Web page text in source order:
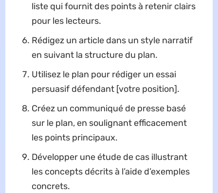
liste qui fournit des points à retenir clairs
pour les lecteurs.
Rédigez un article dans un style narratif
en suivant la structure du plan.
Utilisez le plan pour rédiger un essai
persuasif défendant [votre position].
Créez un communiqué de presse basé
sur le plan, en soulignant efficacement
les points principaux.
Développer une étude de cas illustrant
les concepts décrits à l’aide d’exemples
concrets.